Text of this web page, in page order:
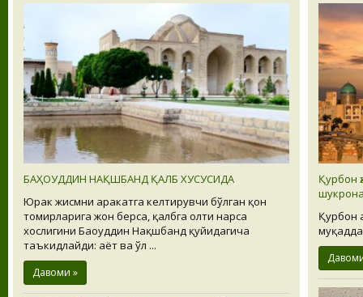
БАҲОУДДИН НАҚШБАНД ҚАЛБ ХУСУСИДА
Юрак жисмни ҳаракатга келтирувчи бўлган қон
томирларига жон берса, қалбга олти нарса
хослигини Баҳоуддин Нақшбанд қуйидагича
таъкидлайди: ҳаёт ва ўл ...
Давоми »
Қурбон
Қурбон